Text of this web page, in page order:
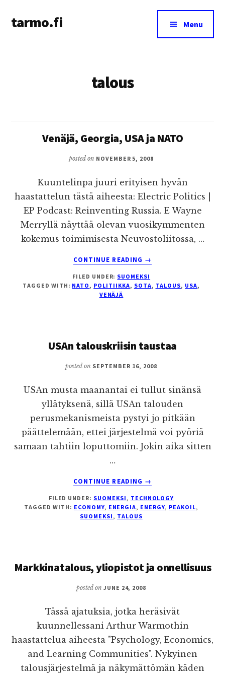
main
menu
tarmo.fi Menu
talous
Venäjä, Georgia, USA ja NATO
posted on NOVEMBER 5, 2008
Kuuntelinpa juuri erityisen hyvän
haastattelun tästä aiheesta: Electric Politics |
EP Podcast: Reinventing Russia. E Wayne
Merryllä näyttää olevan vuosikymmenten
kokemus toimimisesta Neuvostoliitossa, …
CONTINUE READING
ABOUT
GEORGIA,
USA
→
FILED UNDER: SUOMEKSI
TAGGED WITH: NATO , POLITIIKKA, SOTA, TALOUS, USA,
VENÄJÄ
USAn talouskriisin taustaa
posted on SEPTEMBER 16, 2008
USAn musta maanantai ei tullut sinänsä
yllätyksenä, sillä USAn talouden
perusmekanismeista pystyi jo pitkään
päättelemään, ettei järjestelmä voi pyöriä
samaan tahtiin loputtomiin. Jokin aika sitten
…
CONTINUE READING
ABOUT
TALOUSKRIISIN
TAUSTAA
→
FILED UNDER: SUOMEKSI , TECHNOLOGY
TAGGED WITH: ECONOMY, ENERGIA, ENERGY, PEAKOIL,
SUOMEKSI , TALOUS
Markkinatalous, yliopistot ja onnellisuus
posted on JUNE 24, 2008
Tässä ajatuksia, jotka heräsivät
kuunnellessani Arthur Warmothin
haastattelua aiheesta "Psychology, Economics,
and Learning Communities". Nykyinen
talousjärjestelmä ja näkymättömän käden